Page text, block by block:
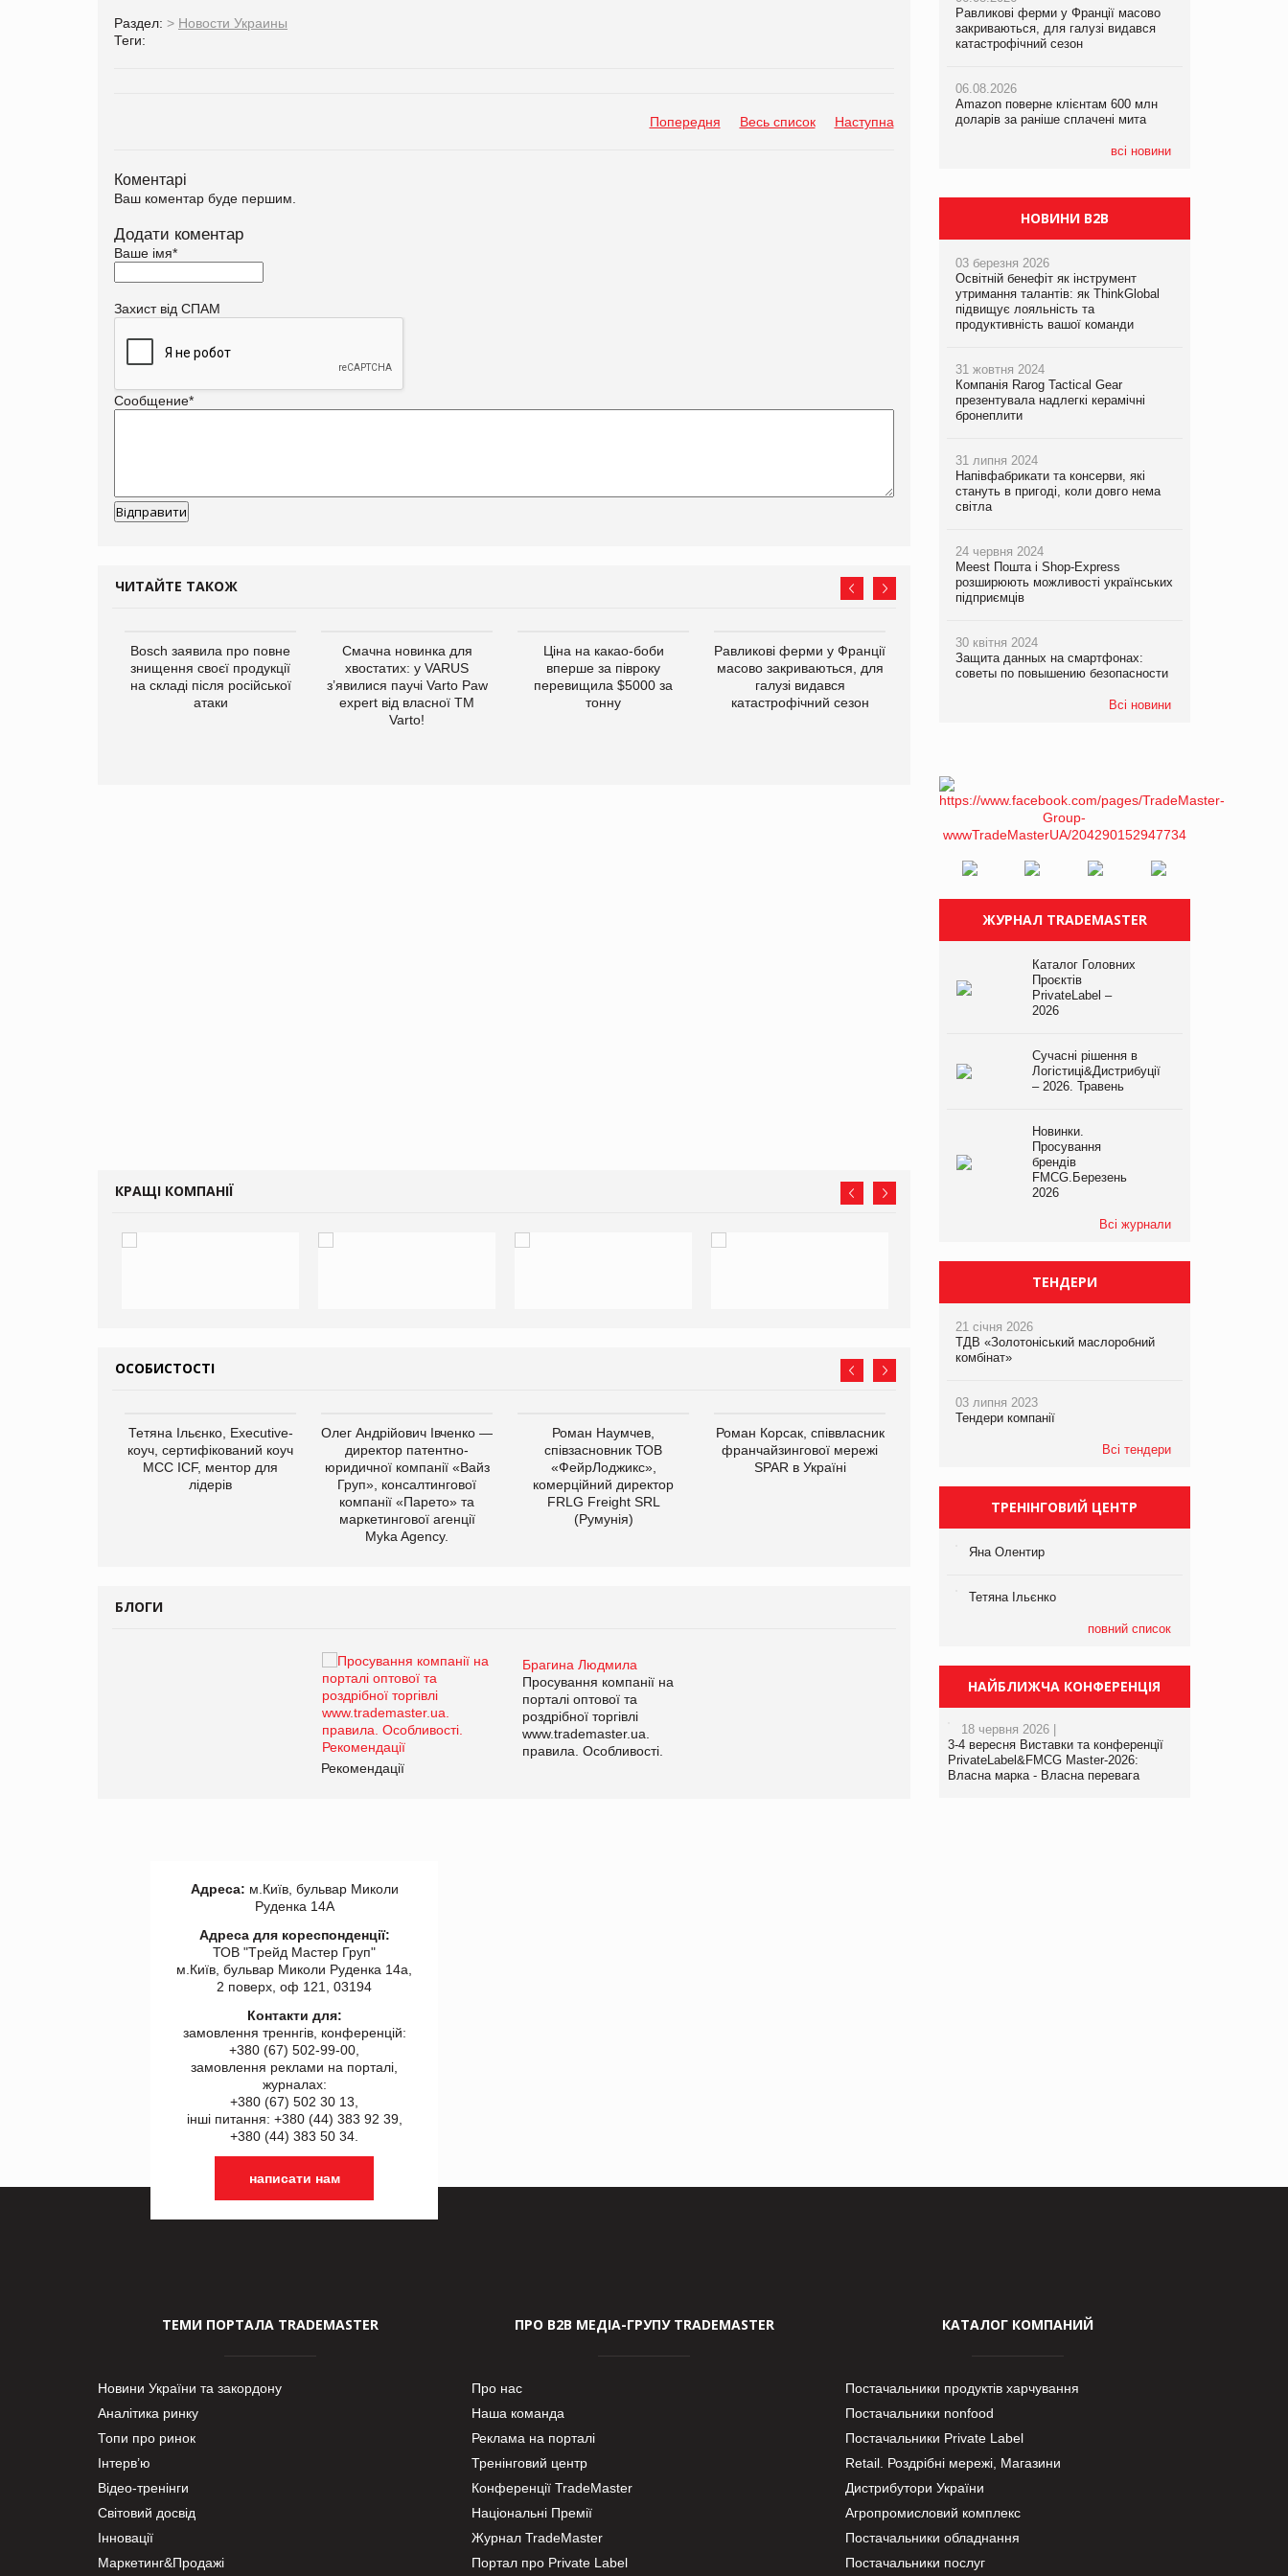
Раздел: > Новости Украины
Теги:
Попередня Весь список Наступна
Коментарі
Ваш коментар буде першим.
Додати коментар
Ваше імя*
Захист від СПАМ
Сообщение*
ЧИТАЙТЕ ТАКОЖ
Bosch заявила про повне
знищення своєї продукції
на складі після російської
атаки
Смачна новинка для
хвостатих: у VARUS
з’явилися паучі Varto Paw
expert від власної ТМ
Varto!
Ціна на какао-боби
вперше за півроку
перевищила $5000 за
тонну
Равликові ферми у Франції
масово закриваються, для
галузі видався
катастрофічний сезон
Amazon поверне клієнтам
600 млн доларів за раніше
чинності нові правила
КРАЩІ КОМПАНІЇ
ОСОБИСТОСТІ
Тетяна Ільєнко, Executive-
коуч, сертифікований коуч
МСС ICF, ментор для
лідерів
Олег Андрійович Івченко —
директор патентно-
юридичної компанії «Вайз
Груп», консалтингової
компанії «Парето» та
маркетингової агенції
Myka Agency.
Роман Наумчев,
співзасновник ТОВ
«ФейрЛоджикс»,
комерційний директор
FRLG Freight SRL
(Румунія)
Роман Корсак, співвласник
франчайзингової мережі
SPAR в Україні
виробництва
компанії «УкраМарин»
БЛОГИ
Брагина Людмила
Просування компанії на
порталі оптової та
роздрібної торгівлі
www.trademaster.ua.
правила. Особливості.
Рекомендації
Брагина Людмила
Просування компанії на
www.trademaster.ua.
правила. Особливості.
Равликові ферми у Франції масово
закриваються, для галузі видався
катастрофічний сезон
06.08.2026
Amazon поверне клієнтам 600 млн
доларів за раніше сплачені мита
всі новини
05.08.2026
ТОКЕРИ
Сергій Лісунов про заморожені
Amazon поверне клієнтам 600 млн
доларів за раніше сплачені мита
У Євросоюзі набули чинності нові
правила щодо штучного інтелекту
НОВИНИ B2B
03 березня 2026
Освітній бенефіт як інструмент
утримання талантів: як ThinkGlobal
підвищує лояльність та
продуктивність вашої команди
31 жовтня 2024
Компанія Rarog Tactical Gear
презентувала надлегкі керамічні
бронеплити
31 липня 2024
Напівфабрикати та консерви, які
стануть в пригоді, коли довго нема
світла
24 червня 2024
Meest Пошта і Shop-Express
розширюють можливості українських
підприємців
30 квітня 2024
Защита данных на смартфонах:
советы по повышению безопасности
Всі новини
ЖУРНАЛ TRADEMASTER
Каталог Головних
Проєктів
PrivateLabel –
2026
Сучасні рішення в
Логістиці&Дистрибуції
– 2026. Травень
Новинки.
Просування
брендів
FMCG.Березень
2026
Всі журнали
ТЕНДЕРИ
21 січня 2026
ТДВ «Золотоніський маслоробний
комбінат»
03 липня 2023
Тендери компанії
Всі тендери
ТРЕНІНГОВИЙ ЦЕНТР
Яна Олентир
Тетяна Ільєнко
повний список
НАЙБЛИЖЧА КОНФЕРЕНЦІЯ
18 червня 2026 |
3-4 вересня Виставки та конференції
PrivateLabel&FMCG Master-2026:
Власна марка - Власна перевага
Адреса: м.Київ, бульвар Миколи
Руденка 14А
Адреса для кореспонденції:
ТОВ "Tрейд Мастер Груп"
м.Київ, бульвар Миколи Руденка 14а,
2 поверх, оф 121, 03194
Контакти для:
замовлення треннгів, конференцій:
+380 (67) 502-99-00,
замовлення реклами на порталі,
журналах:
+380 (67) 502 30 13,
інші питання: +380 (44) 383 92 39,
+380 (44) 383 50 34.
написати нам
ТЕМИ ПОРТАЛА TRADEMASTER
Новини України та закордону
Аналітика ринку
Топи про ринок
Інтерв’ю
Відео-тренінги
Світовий досвід
Інновації
Маркетинг&Продажі
ПРО В2В МЕДІА-ГРУПУ TRADEMASTER
Про нас
Наша команда
Реклама на порталі
Тренінговий центр
Конференції TradeMaster
Національні Премії
Журнал TradeMaster
Портал про Private Label
КАТАЛОГ КОМПАНИЙ
Постачальники продуктів харчування
Постачальники nonfood
Постачальники Private Label
Retail. Роздрібні мережі, Магазини
Дистрибутори України
Агропромисловий комплекс
Постачальники обладнання
Постачальники послуг